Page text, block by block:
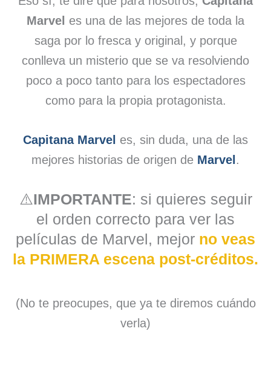
Marvel es una de las mejores de toda la
saga por lo fresca y original, y porque
conlleva un misterio que se va resolviendo
poco a poco tanto para los espectadores
como para la propia protagonista.
Capitana Marvel es, sin duda, una de las
mejores historias de origen de Marvel .
⚠️IMPORTANTE: si quieres seguir
el orden correcto para ver las
películas de Marvel, mejor no veas
la PRIMERA escena post-créditos.
(No te preocupes, que ya te diremos cuándo
verla)